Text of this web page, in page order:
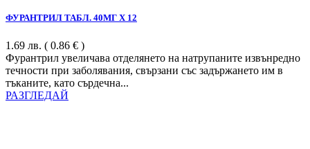
ФУРАНТРИЛ ТАБЛ. 40МГ Х 12
1.69 лв. ( 0.86 € )
Фурантрил увеличава отделянето на натрупаните извънредно
течности при заболявания, свързани със задържането им в
тъканите, като сърдечна...
РАЗГЛЕДАЙ